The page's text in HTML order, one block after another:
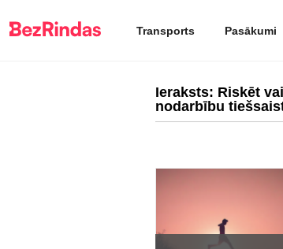
Transports Pasākumi
Ieraksts: Riskēt
nodarbību